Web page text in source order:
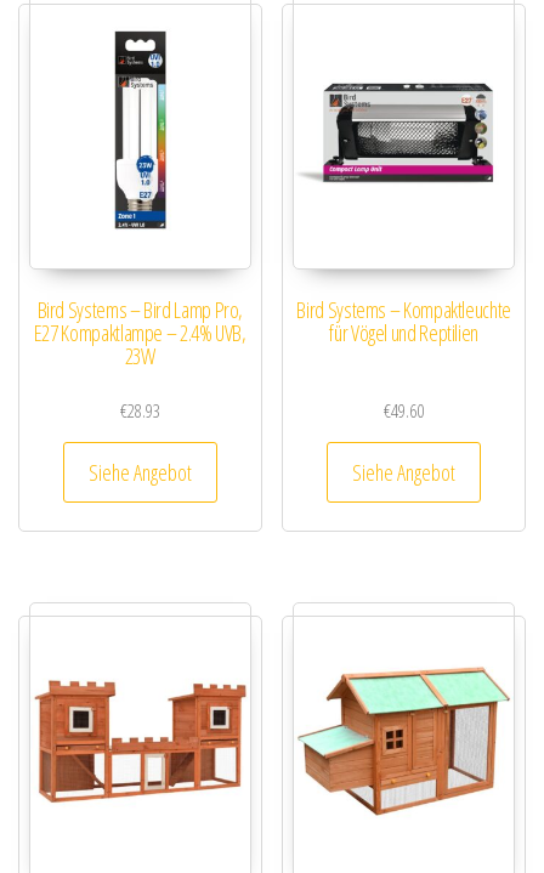
Bird Systems – Bird Lamp Pro,
E27 Kompaktlampe – 2.4% UVB,
23W
€28.93
Siehe Angebot
Bird Systems – Kompaktleuchte
für Vögel und Reptilien
€49.60
Siehe Angebot